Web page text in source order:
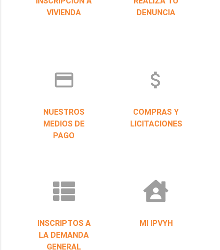
VIVIENDA
DENUNCIA
credit_card
NUESTROS
MEDIOS DE
PAGO
attach_money
COMPRAS Y
LICITACIONES
INSCRIPTOS A
LA DEMANDA
GENERAL
MI IPVYH